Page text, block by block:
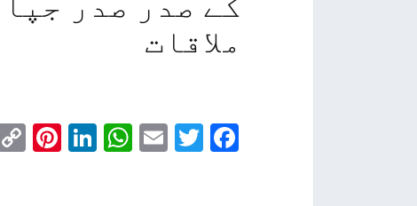
ملاقات
Facebook
Twitter
Email